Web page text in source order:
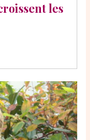
les